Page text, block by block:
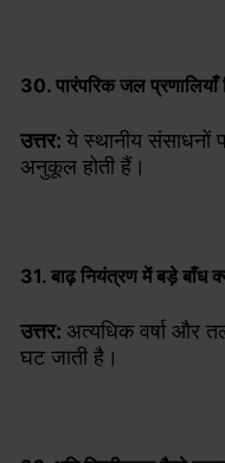
30. पारंपरिक जल प्रणालियाँ
उत्तर: ये स्थानीय संसाधनों
अनुकूल होती हैं।
31. बाढ़ नियंत्रण में बड़े बाँध
उत्तर: अत्यधिक वर्षा और
घट जाती है।